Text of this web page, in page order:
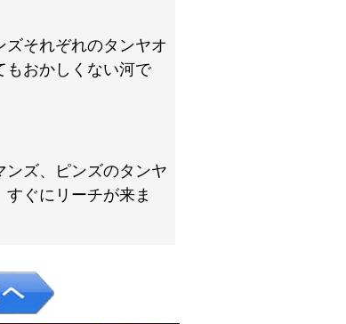
それぞれのタンヤオ
もおかしくない河で
ズ、ピンズのタンヤ
ぐにリーチが来ま